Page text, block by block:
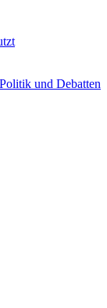
und Debatten